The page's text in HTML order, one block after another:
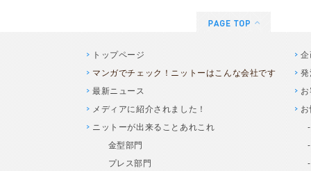
トップページ
マンガでチェック！ニットーはこんな会社です
最新ニュース
メディアに紹介されました！
ニットーが出来ることあれこれ
金型部門
プレス部門
企
発
お
お